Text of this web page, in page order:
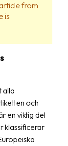
from
is
alla
och
en viktig del
klassificerar